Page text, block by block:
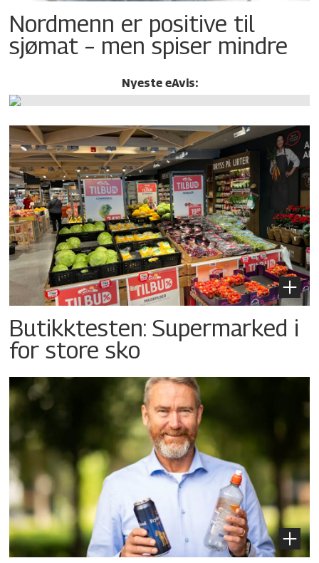
Nordmenn er positive til
sjømat – men spiser mindre
Nyeste eAvis:
Butikktesten: Supermarked i
for store sko